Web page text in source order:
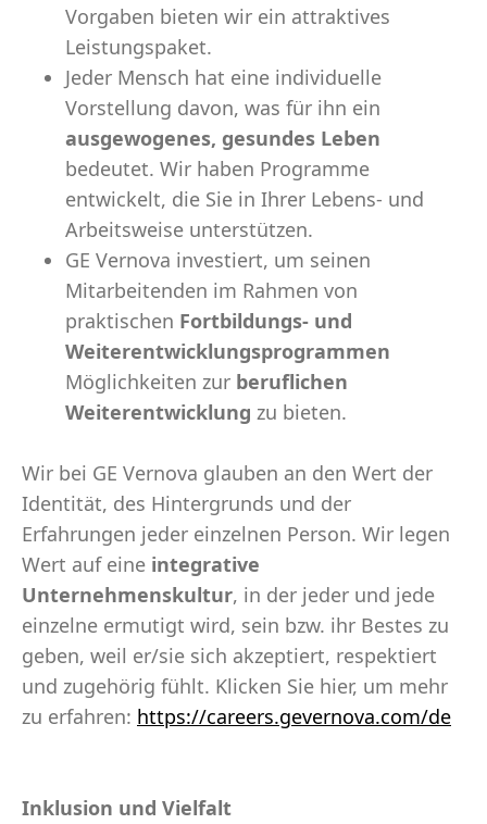
Vorgaben bieten wir ein attraktives
Leistungspaket.
Jeder Mensch hat eine individuelle
Vorstellung davon, was für ihn ein
ausgewogenes, gesundes Leben
bedeutet. Wir haben Programme
entwickelt, die Sie in Ihrer Lebens- und
Arbeitsweise unterstützen.
GE Vernova investiert, um seinen
Mitarbeitenden im Rahmen von
praktischen Fortbildungs- und
Weiterentwicklungsprogrammen
Möglichkeiten zur beruflichen
Weiterentwicklung zu bieten.
Wir bei GE Vernova glauben an den Wert der
Identität, des Hintergrunds und der
Erfahrungen jeder einzelnen Person. Wir legen
Wert auf eine integrative
Unternehmenskultur, in der jeder und jede
einzelne ermutigt wird, sein bzw. ihr Bestes zu
geben, weil er/sie sich akzeptiert, respektiert
und zugehörig fühlt. Klicken Sie hier, um mehr
zu erfahren: https://careers.gevernova.com/de
Inklusion und Vielfalt